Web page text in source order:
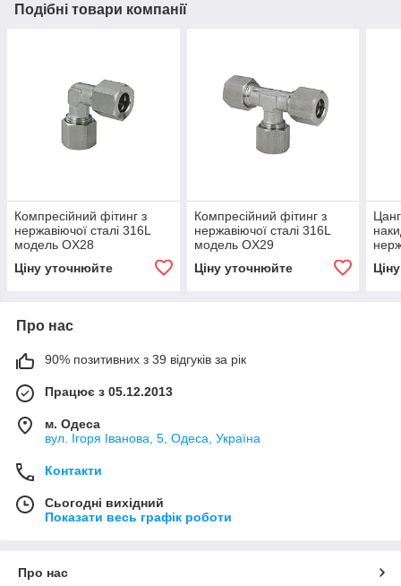
Подібні товари компанії
Компресійний фітинг з
нержавіючої сталі 316L
модель OX28
Ціну уточнюйте
Компресійний фітинг з
нержавіючої сталі 316L
модель OX29
Ціну уточнюйте
Про нас
90% позитивних з 39 відгуків за рік
Працює з 05.12.2013
м. Одеса
вул. Ігоря Іванова, 5, Одеса, Україна
Контакти
Сьогодні вихідний
Показати весь графік роботи
Про нас